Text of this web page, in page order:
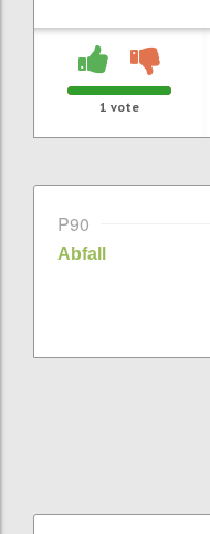
1 vote
P90
Abfall